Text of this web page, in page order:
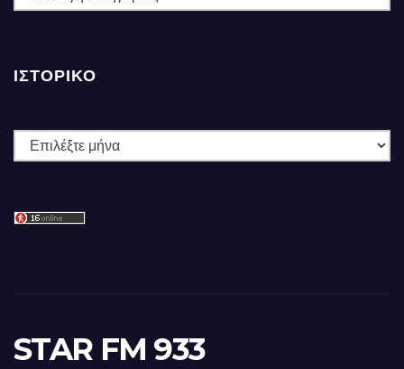
ΙΣΤΟΡΙΚΌ
Ιστορικό
STAR FM 933